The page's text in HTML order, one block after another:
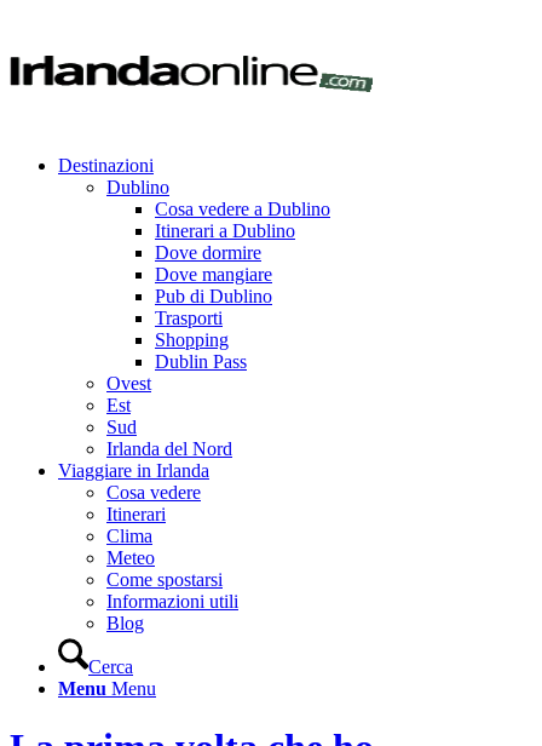
Destinazioni
Dublino
Cosa vedere a Dublino
Itinerari a Dublino
Dove dormire
Dove mangiare
Pub di Dublino
Trasporti
Shopping
Dublin Pass
Ovest
Est
Sud
Irlanda del Nord
Viaggiare in Irlanda
Cosa vedere
Itinerari
Clima
Meteo
Come spostarsi
Informazioni utili
Blog
Cerca
Menu Menu